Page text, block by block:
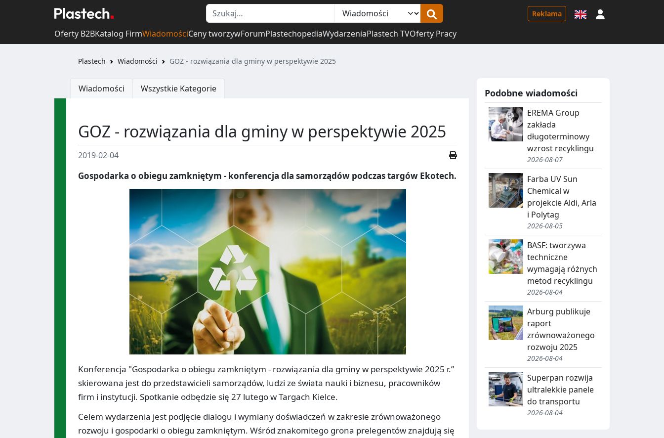
Reklama
Oferty B2BKatalog FirmWiadomościCeny tworzywForumPlastechopediaWydarzeniaPlastech TVOferty Pracy
Plastech Wiadomości GOZ - rozwiązania dla gminy w perspektywie 2025
Wiadomości Wszystkie Kategorie
GOZ - rozwiązania dla gminy w perspektywie 2025
2019-02-04
Gospodarka o obiegu zamkniętym - konferencja dla samorządów podczas targów Ekotech.
Konferencja "Gospodarka o obiegu zamkniętym - rozwiązania dla gminy w perspektywie 2025 r.”
skierowana jest do przedstawicieli samorządów, ludzi ze świata nauki i biznesu, pracowników
firm i instytucji. Spotkanie odbędzie się 27 lutego w Targach Kielce.
Celem wydarzenia jest podjęcie dialogu i wymiany doświadczeń w zakresie zrównoważonego
rozwoju i gospodarki o obiegu zamkniętym. Wśród znakomitego grona prelegentów znajdują się
Podobne wiadomości
EREMA Group
zakłada
długoterminowy
wzrost recyklingu
2026-08-07
Farba UV Sun
Chemical w
projekcie Aldi, Arla
i Polytag
2026-08-05
BASF: tworzywa
techniczne
wymagają różnych
metod recyklingu
2026-08-04
Arburg publikuje
raport
zrównoważonego
rozwoju 2025
2026-08-04
Superpan rozwija
ultralekkie panele
do transportu
2026-08-04